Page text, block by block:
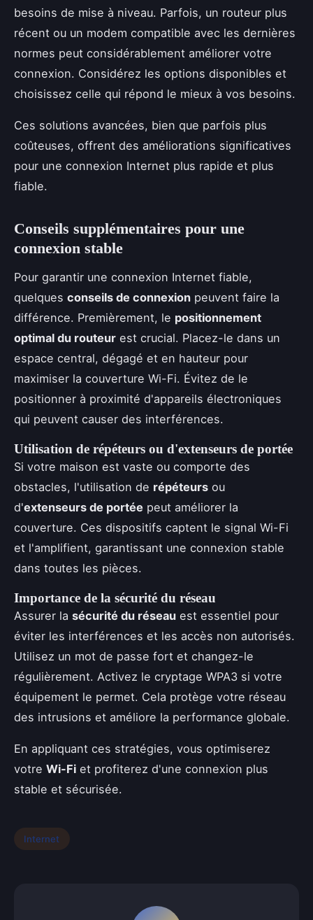
besoins de mise à niveau. Parfois, un routeur plus
récent ou un modem compatible avec les dernières
normes peut considérablement améliorer votre
connexion. Considérez les options disponibles et
choisissez celle qui répond le mieux à vos besoins.
Ces solutions avancées, bien que parfois plus
coûteuses, offrent des améliorations significatives
pour une connexion Internet plus rapide et plus
fiable.
Conseils supplémentaires pour une
connexion stable
Pour garantir une connexion Internet fiable,
quelques conseils de connexion peuvent faire la
différence. Premièrement, le positionnement
optimal du routeur est crucial. Placez-le dans un
espace central, dégagé et en hauteur pour
maximiser la couverture Wi-Fi. Évitez de le
positionner à proximité d'appareils électroniques
qui peuvent causer des interférences.
Utilisation de répéteurs ou d'extenseurs de portée
Si votre maison est vaste ou comporte des
obstacles, l'utilisation de répéteurs ou
d'extenseurs de portée peut améliorer la
couverture. Ces dispositifs captent le signal Wi-Fi
et l'amplifient, garantissant une connexion stable
dans toutes les pièces.
Importance de la sécurité du réseau
Assurer la sécurité du réseau est essentiel pour
éviter les interférences et les accès non autorisés.
Utilisez un mot de passe fort et changez-le
régulièrement. Activez le cryptage WPA3 si votre
équipement le permet. Cela protège votre réseau
des intrusions et améliore la performance globale.
En appliquant ces stratégies, vous optimiserez
votre Wi-Fi et profiterez d'une connexion plus
stable et sécurisée.
Internet